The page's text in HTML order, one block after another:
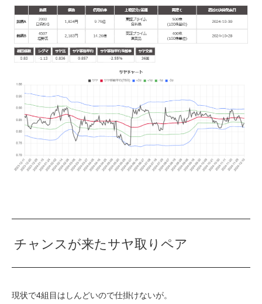
チャンスが来たサヤ取りペア
現状で4組目はしんどいので仕掛けないが。